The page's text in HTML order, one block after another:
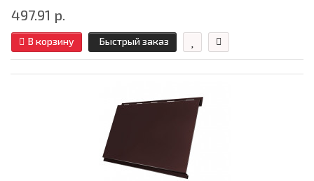
497.91 р.
В корзину Быстрый заказ